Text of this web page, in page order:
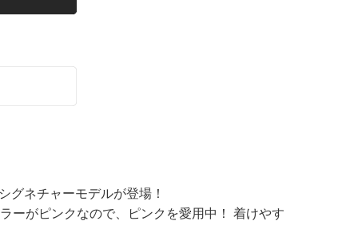
グネチャーモデルが登場！
ーがピンクなので、ピンクを愛用中！ 着けやす